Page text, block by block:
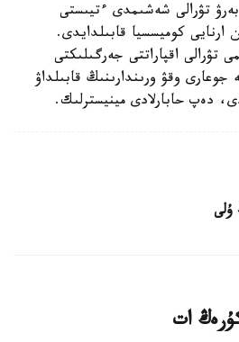
تۋرالى شەشىمدى ءتيىستى
ارنايى كوميسسيا قابىلدايدى.
تۋرالى اقپاراتتى جەرگىلىكتى
جوعارى وقۋ ورىندارىنىڭ قابىلداۋ
دەپ حابارلادى مينيسترلىك.
ۇلى
ات